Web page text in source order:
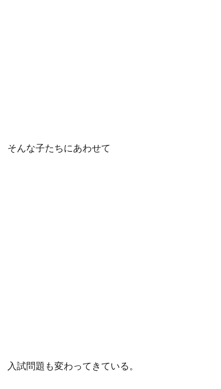
そんな子たちにあわせて
入試問題も変わってきている。